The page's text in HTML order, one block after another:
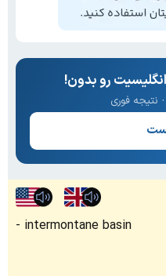
رو بدون!
intermontane basin